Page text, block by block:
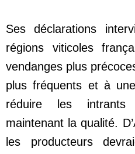
Ses déclarations
régions viticoles
vendanges plus
plus fréquents et à
réduire les
maintenant la qualité.
les producteurs